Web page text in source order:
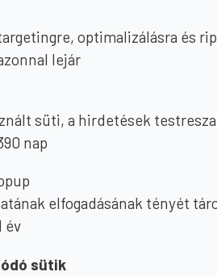
optimalizálásra és
lejár
süti, a hirdetések
nap
elfogadásának tényét
év
sütik